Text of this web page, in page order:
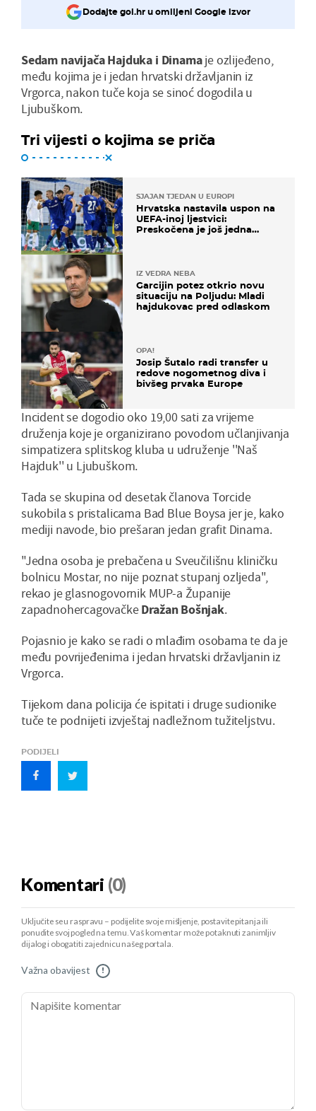
Dodajte gol.hr u omiljeni Google izvor
Sedam navijača Hajduka i Dinamaje ozlijeđeno,
među kojima je i jedan hrvatski državljanin iz
Vrgorca, nakon tuče koja se sinoć dogodila u
Ljubuškom.
Tri vijesti o kojima se priča
SJAJAN TJEDAN U EUROPI
Hrvatska nastavila uspon na
UEFA-inoj ljestvici:
Preskočena je još jedna
IZ VEDRA NEBA
Garcijin potez otkrio novu
situaciju na Poljudu: Mladi
hajdukovac pred odlaskom
OPA!
Josip Šutalo radi transfer u
redove nogometnog diva i
bivšeg prvaka Europe
Incident se dogodio oko 19,00 sati za vrijeme
druženja koje je organizirano povodom učlanjivanja
simpatizera splitskog kluba u udruženje ''Naš
Hajduk'' u Ljubuškom.
Tada se skupina od desetak članova Torcide
sukobila s pristalicama Bad Blue Boysa jer je, kako
mediji navode, bio prešaran jedan grafit Dinama.
"Jedna osoba je prebačena u Sveučilišnu kliničku
bolnicu Mostar, no nije poznat stupanj ozljeda",
rekao je glasnogovornik MUP-a Županije
zapadnohercagovačkeDražan Bošnjak.
Pojasnio je kako se radi o mlađim osobama te da je
među povrijeđenima i jedan hrvatski državljanin iz
Vrgorca.
Tijekom dana policija će ispitati i druge sudionike
tuče te podnijeti izvještaj nadležnom tužiteljstvu.
PODIJELI
Komentari (0)
Uključite se u raspravu – podijelite svoje mišljenje, postavite pitanja ili
ponudite svoj pogled na temu. Vaš komentar može potaknuti zanimljiv
dijalog i obogatiti zajednicu našeg portala.
Važna obavijest !